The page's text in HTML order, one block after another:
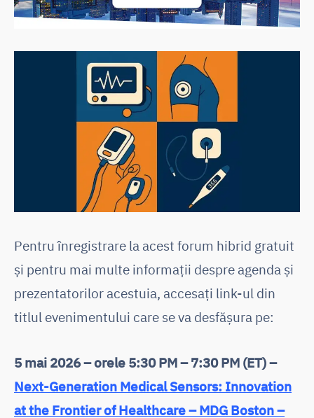
Pentru înregistrare la acest forum hibrid gratuit
și pentru mai multe informații despre agenda și
prezentatorilor acestuia, accesați link-ul din
titlul evenimentului care se va desfășura pe:
5 mai 2026 – orele 5:30 PM – 7:30 PM (ET) –
Next-Generation Medical Sensors: Innovation
at the Frontier of Healthcare – MDG Boston –